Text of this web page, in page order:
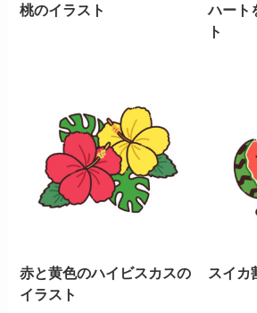
桃のイラスト
ハート
ト
赤と黄色のハイビスカスの
イラスト
スイカ